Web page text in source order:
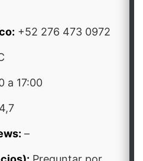
+52 276 473 0972
a 17:00
4,7
–